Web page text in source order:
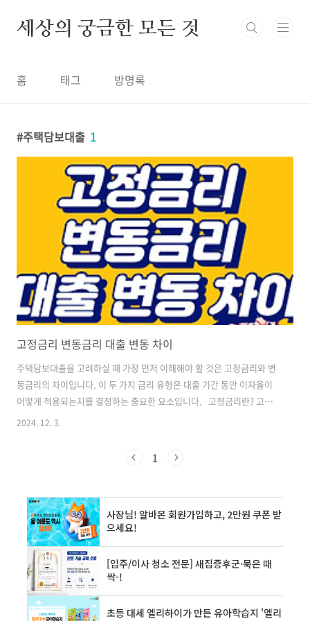
세상의 궁금한 모든 것
홈 태그 방명록
주택담보대출 1
고정금리 변동금리 대출 변동 차이
주택담보대출을 고려하실 때 가장 먼저 이해해야 할 것은 고정금리와 변
동금리의 차이입니다. 이 두 가지 금리 유형은 대출 기간 동안 이자율이
어떻게 적용되는지를 결정하는 중요한 요소입니다. 고정금리란? 고정
금리는 대출 실행 시 결정된 금리가 대출 만기까지 동일하게 유지되는 방
상환 계획을 세울 수 있다는 장점이 있습니다. 예를 들어, 5년 만기의 주
월, 6개월, 1년)마다 시장 금리 변동에 따라 대출 금리가 조정되는 방식입
니다. 변동금리는 주로 COFIX(자금조달비용지수)나 CD금리 등의 기준
금리..
2024. 12. 3.
1